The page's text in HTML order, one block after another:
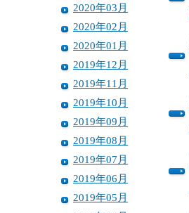
2020年03月
2020年02月
2020年01月
2019年12月
2019年11月
2019年10月
2019年09月
2019年08月
2019年07月
2019年06月
2019年05月